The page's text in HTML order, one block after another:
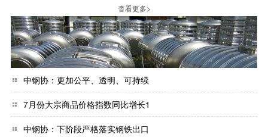
杳看更多>
中钢协：更加公平、透明、可持续
7月份大宗商品价格指数同比增长1
中钢协：下阶段严格落实钢铁出口